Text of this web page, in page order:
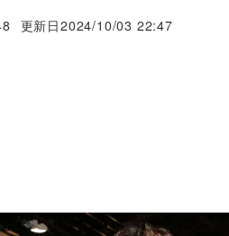
更新日2024/10/03 22:47